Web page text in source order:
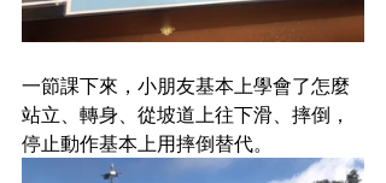
一節課下來，小朋友基本上學會了怎麼
站立、轉身、從坡道上往下滑、摔倒，
停止動作基本上用摔倒替代。